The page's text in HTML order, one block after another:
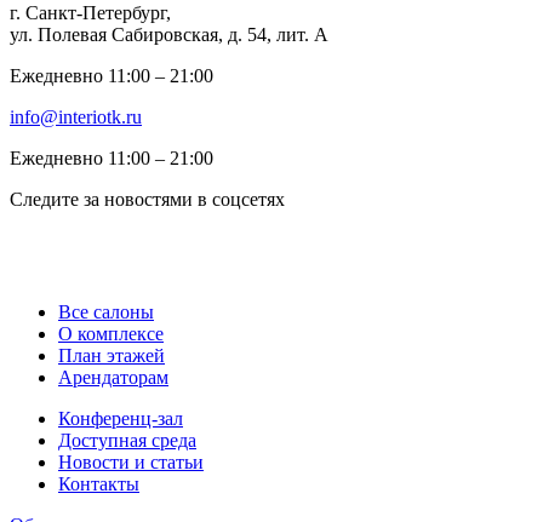
г. Санкт-Петербург,
ул. Полевая Сабировская, д. 54, лит. А
Ежедневно 11:00 ‒ 21:00
info@interiotk.ru
Ежедневно 11:00 ‒ 21:00
Следите за новостями в соцсетях
Все салоны
О комплексе
План этажей
Арендаторам
Конференц-зал
Доступная среда
Новости и статьи
Контакты